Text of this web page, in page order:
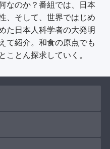
なのか？番組では、日本
、そして、世界ではじめ
た日本人科学者の大発明
て紹介。和食の原点でも
ことん探求していく。